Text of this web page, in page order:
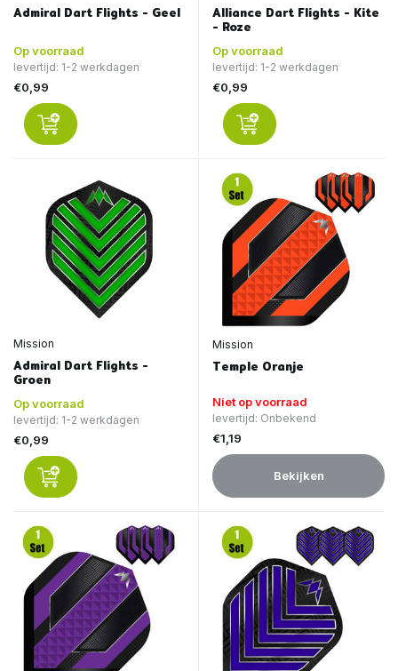
Admiral Dart Flights - Geel
Op voorraad
levertijd: 1-2 werkdagen
€0,99
Alliance Dart Flights - Kite
- Roze
Op voorraad
levertijd: 1-2 werkdagen
€0,99
Mission
Admiral Dart Flights -
Groen
Op voorraad
levertijd: 1-2 werkdagen
€0,99
Mission
Temple Oranje
Niet op voorraad
levertijd: Onbekend
€1,19
Bekijken